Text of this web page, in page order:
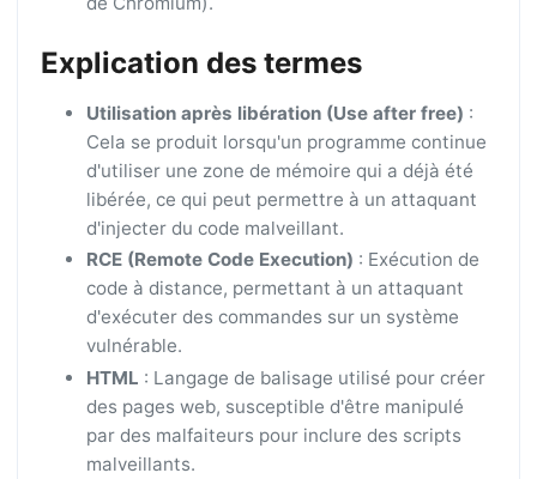
Explication des termes
Utilisation après libération (Use after free) :
Cela se produit lorsqu'un programme continue
d'utiliser une zone de mémoire qui a déjà été
libérée, ce qui peut permettre à un attaquant
d'injecter du code malveillant.
RCE (Remote Code Execution) : Exécution de
code à distance, permettant à un attaquant
d'exécuter des commandes sur un système
vulnérable.
HTML : Langage de balisage utilisé pour créer
des pages web, susceptible d'être manipulé
par des malfaiteurs pour inclure des scripts
malveillants.